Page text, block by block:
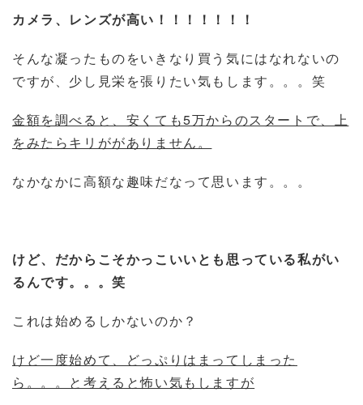
カメラ、レンズが高い！！！！！！！
そんな凝ったものをいきなり買う気にはなれないの
ですが、少し見栄を張りたい気もします。。。笑
金額を調べると、安くても5万からのスタートで、上
をみたらキリががありません。
なかなかに高額な趣味だなって思います。。。
けど、だからこそかっこいいとも思っている私がい
るんです。。。笑
これは始めるしかないのか？
けど一度始めて、どっぷりはまってしまった
ら。。。と考えると怖い気もしますが